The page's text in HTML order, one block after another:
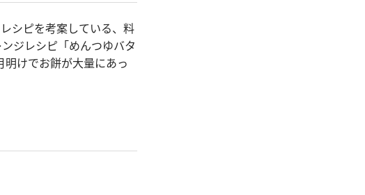
シピを考案している、料
ジレシピ「めんつゆバタ
けでお餅が大量にあっ